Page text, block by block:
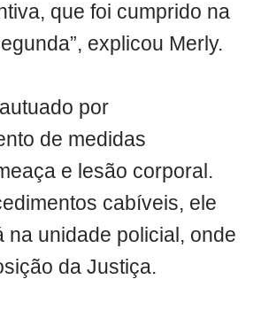
que foi cumprido na
explicou Merly.
por
de medidas
e lesão corporal.
cabíveis, ele
na unidade policial, onde
da Justiça.